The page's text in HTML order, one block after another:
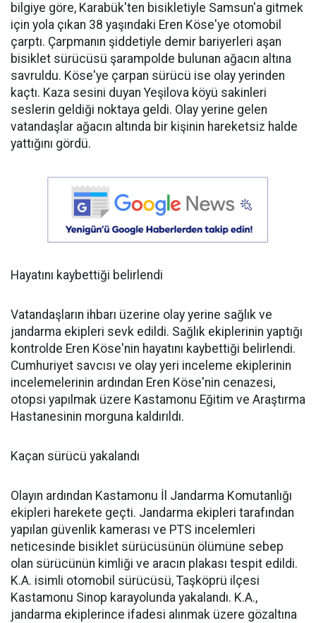
bilgiye göre, Karabük'ten bisikletiyle Samsun'a gitmek
için yola çıkan 38 yaşındaki Eren Köse'ye otomobil
çarptı. Çarpmanın şiddetiyle demir bariyerleri aşan
bisiklet sürücüsü şarampolde bulunan ağacın altına
savruldu. Köse'ye çarpan sürücü ise olay yerinden
kaçtı. Kaza sesini duyan Yeşilova köyü sakinleri
seslerin geldiği noktaya geldi. Olay yerine gelen
vatandaşlar ağacın altında bir kişinin hareketsiz halde
yattığını gördü.
Hayatını kaybettiği belirlendi
Vatandaşların ihbarı üzerine olay yerine sağlık ve
jandarma ekipleri sevk edildi. Sağlık ekiplerinin yaptığı
kontrolde Eren Köse'nin hayatını kaybettiği belirlendi.
Cumhuriyet savcısı ve olay yeri inceleme ekiplerinin
incelemelerinin ardından Eren Köse'nin cenazesi,
otopsi yapılmak üzere Kastamonu Eğitim ve Araştırma
Hastanesinin morguna kaldırıldı.
Kaçan sürücü yakalandı
Olayın ardından Kastamonu İl Jandarma Komutanlığı
ekipleri harekete geçti. Jandarma ekipleri tarafından
yapılan güvenlik kamerası ve PTS incelemleri
neticesinde bisiklet sürücüsünün ölümüne sebep
olan sürücünün kimliği ve aracın plakası tespit edildi.
K.A. isimli otomobil sürücüsü, Taşköprü ilçesi
Kastamonu Sinop karayolunda yakalandı. K.A.,
jandarma ekiplerince ifadesi alınmak üzere gözaltına